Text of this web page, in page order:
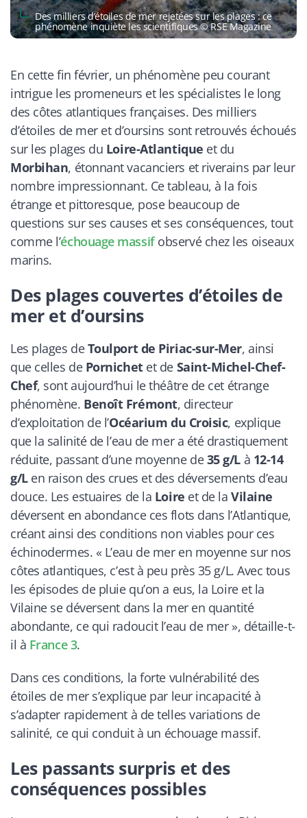
Des milliers d’étoiles de mer rejetées sur les plages : ce
phénomène inquiète les scientifiques © RSE Magazine
En cette fin février, un phénomène peu courant
intrigue les promeneurs et les spécialistes le long
des côtes atlantiques françaises. Des milliers
d’étoiles de mer et d’oursins sont retrouvés échoués
sur les plages du Loire-Atlantique et du
Morbihan, étonnant vacanciers et riverains par leur
nombre impressionnant. Ce tableau, à la fois
étrange et pittoresque, pose beaucoup de
questions sur ses causes et ses conséquences, tout
comme l’échouage massifobservé chez les oiseaux
marins.
Des plages couvertes d’étoiles de
mer et d’oursins
Les plages deToulport de Piriac-sur-Mer, ainsi
que celles de Pornichetet de Saint-Michel-Chef-
Chef, sont aujourd’hui le théâtre de cet étrange
phénomène. Benoît Frémont, directeur
d’exploitation de l’Océarium du Croisic, explique
que la salinité de l’eau de mer a été drastiquement
réduite, passant d’une moyenne de35 g/L à 12-14
g/Len raison des crues et des déversements d’eau
douce. Les estuaires de la Loire et de laVilaine
déversent en abondance ces flots dans l’Atlantique,
créant ainsi des conditions non viables pour ces
échinodermes. « L’eau de mer en moyenne sur nos
côtes atlantiques, c’est à peu près 35 g/L. Avec tous
les épisodes de pluie qu’on a eus, la Loire et la
Vilaine se déversent dans la mer en quantité
abondante, ce qui radoucit l’eau de mer », détaille-t-
il à France 3.
Dans ces conditions, la forte vulnérabilité des
étoiles de mer s’explique par leur incapacité à
s’adapter rapidement à de telles variations de
salinité, ce qui conduit à un échouage massif.
Les passants surpris et des
conséquences possibles